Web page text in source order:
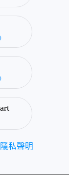
隱私聲明